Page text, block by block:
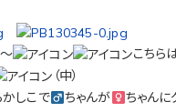
こちら
（中）
かしこで
ちゃんが ちゃんに